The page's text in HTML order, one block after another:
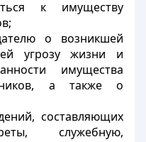
к имуществу
о возникшей
угрозу жизни и
имущества
а также о
составляющих
служебную,